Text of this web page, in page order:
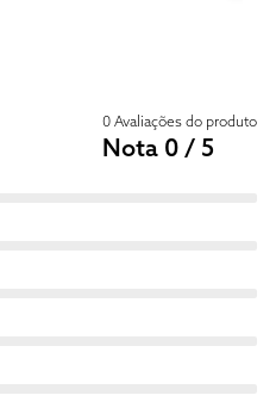
0 Avaliações do produto
Nota 0 / 5